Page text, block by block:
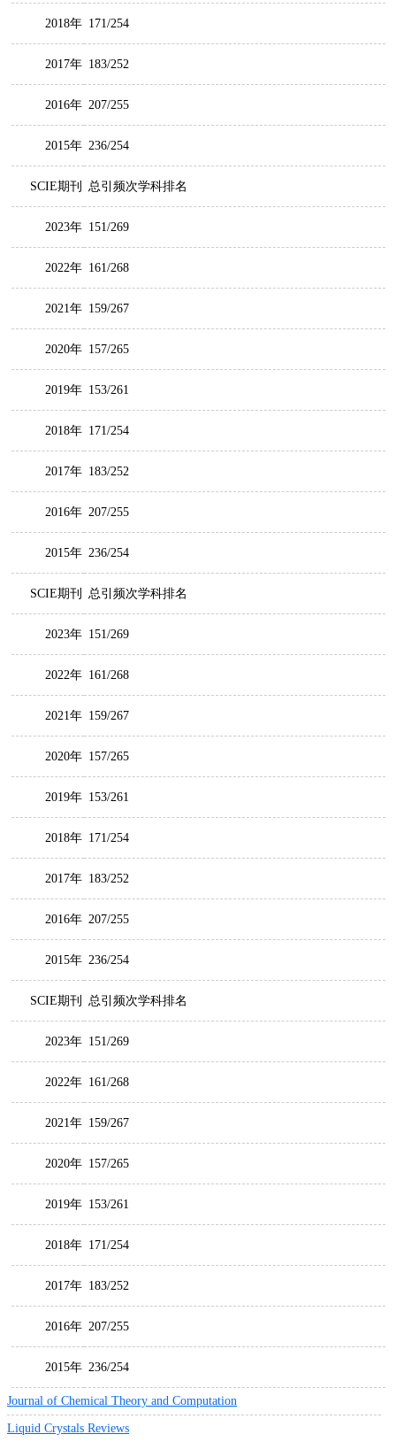
2018年 171/254
2017年 183/252
2016年 207/255
2015年 236/254
SCIE期刊 总引频次学科排名
2023年 151/269
2022年 161/268
2021年 159/267
2020年 157/265
2019年 153/261
2018年 171/254
2017年 183/252
2016年 207/255
2015年 236/254
SCIE期刊 总引频次学科排名
2023年 151/269
2022年 161/268
2021年 159/267
2020年 157/265
2019年 153/261
2018年 171/254
2017年 183/252
2016年 207/255
2015年 236/254
SCIE期刊 总引频次学科排名
2023年 151/269
2022年 161/268
2021年 159/267
2020年 157/265
2019年 153/261
2018年 171/254
2017年 183/252
2016年 207/255
2015年 236/254
Journal of Chemical Theory and Computation
Liquid Crystals Reviews